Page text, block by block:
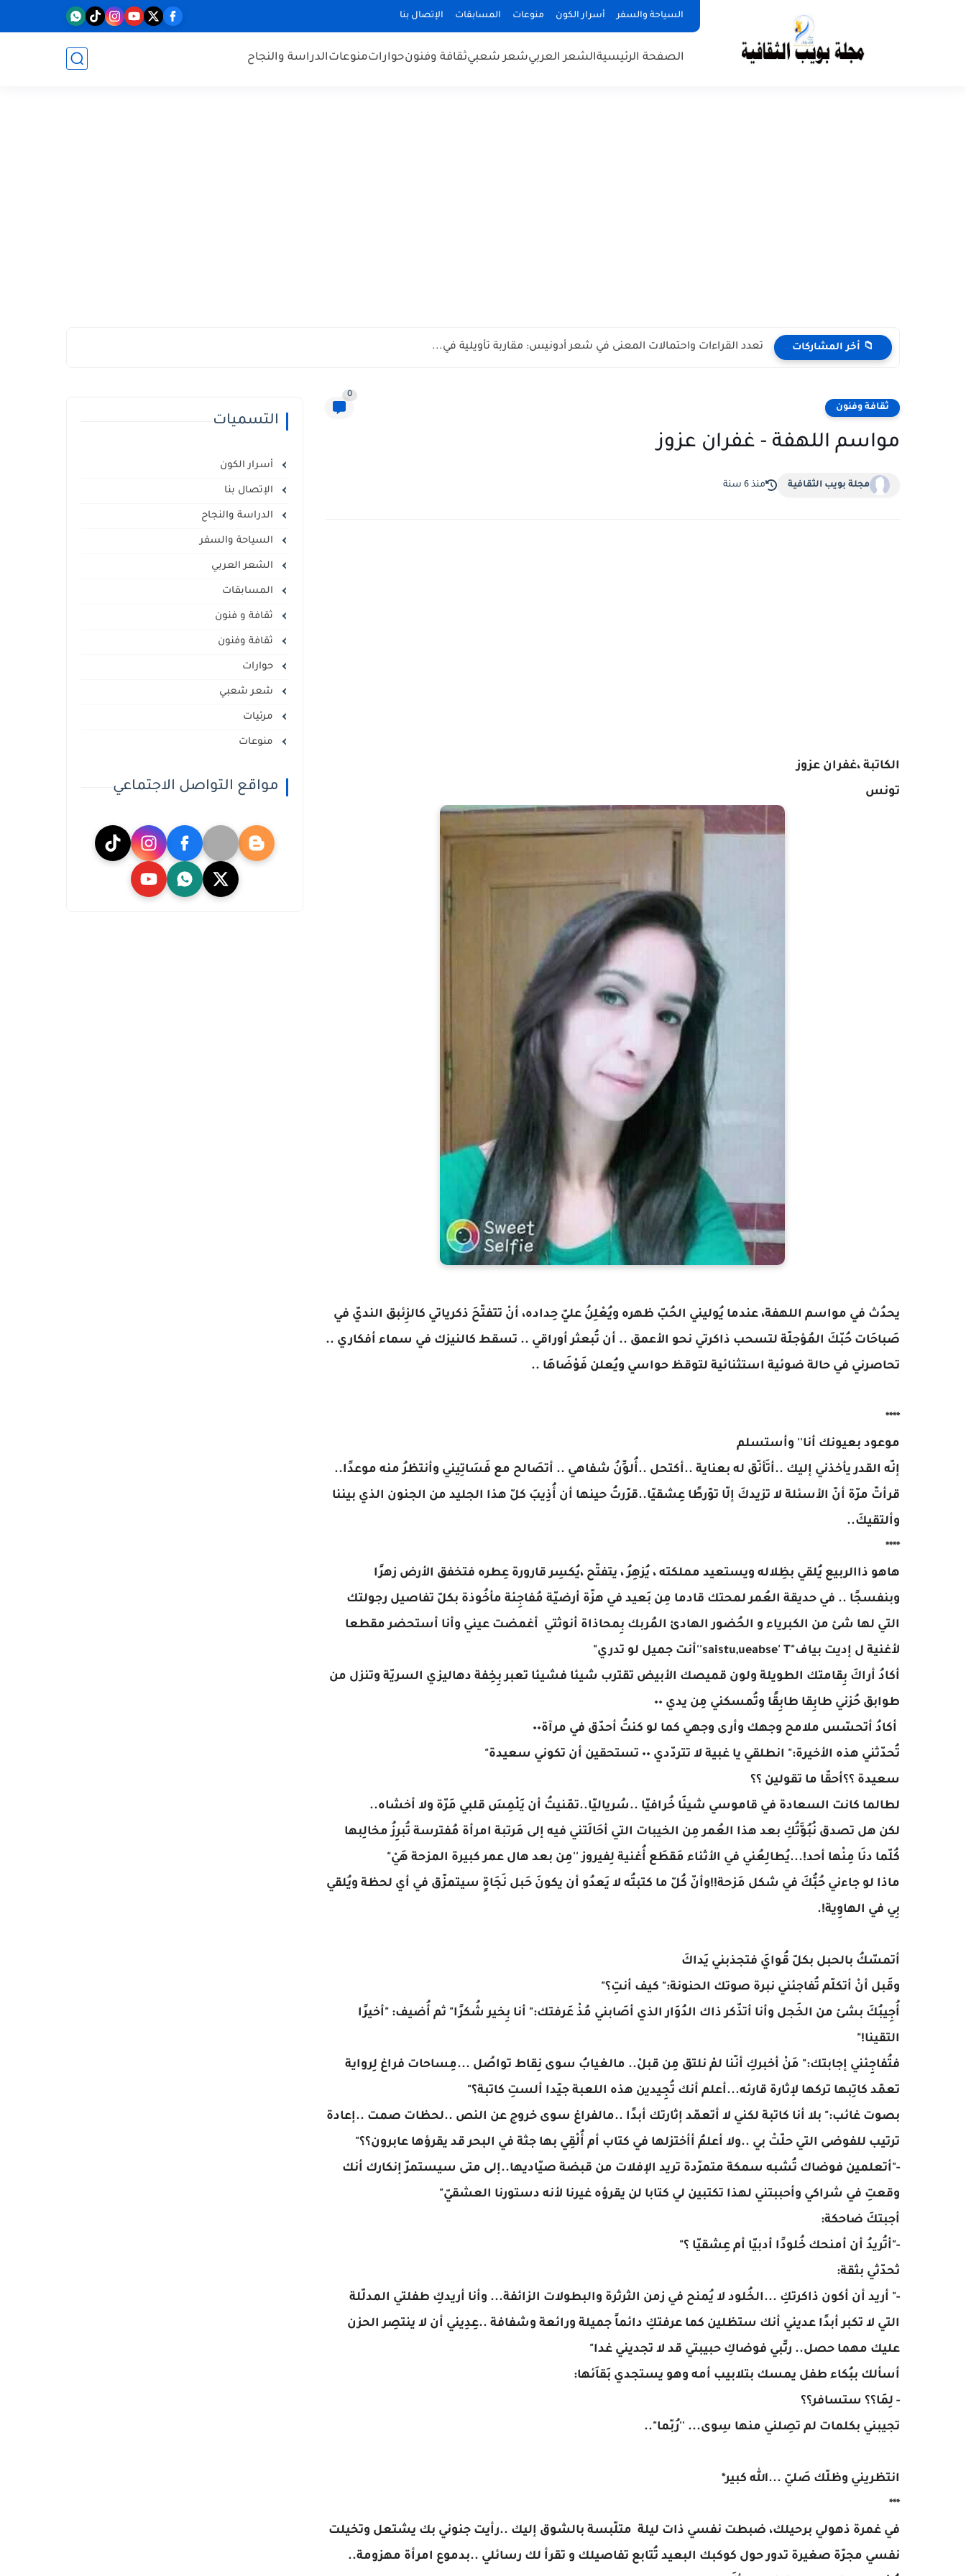
السياحة والسفر أسرار الكون منوعات المسابقات الإتصال بنا
الصفحة الرئيسيةالشعر العربيشعر شعبيثقافة وفنونحواراتمنوعاتالدراسة والنجاح
📁 أخر المشاركات تعدد القراءات واحتمالات المعنى في شعر أدونيس: مقاربة تأويلية في...
ثقافة وفنون
0
مواسم اللهفة - غفران عزوز
مجلة بويب الثقافية منذ 6 سنة
الكاتبة ،غفران عزوز
تونس
يحدُث في مواسم اللهفة، عندما يُوليني الحُبّ ظهره ويُعْلِنُ عليّ حِداده، أنْ تتفتّحَ ذكرياتي كالزِئبق النديّ في
صَباحَات حُبّكَ المُؤجلّة لتسحب ذاكرتي نحو الأعمق .. أن تُبعثر أوراقي .. تسقط كالنيزك في سماء أفكاري ..
تحاصرني في حالة ضوئية استثنائية لتوقظ حواسي ويُعلن فَوْضَاهَا ..
****
موعود بعيونك أنا'' وأستسلم
إنّه القدر يأخذني إليك ..أتَأنّق له بعناية ..أكتحل ..أُلوِّنُ شفاهي .. أتصَالح مع فَسَاتِيني وأنتظرُ منه موعدًا..
قرأتّ مرّة أنّ الأسئلة لا تزيدكَ إلّا توّرطًا عِشقيّا..قرّرتُ حينها أن أُذِيبَ كلّ هذا الجليد من الجنون الذي بيننا
وألتقيكَ..
****
هاهو ذاالربيع يُلقي بظِلاله ويستعيد مملكته ، يُزهِرُ ، يتفتّح ،يُكسِر قارورة عِطره فتخفق الأرض زهرًا
وبنفسجًا .. في حديقة العُمر لمحتك قادما مِن بَعيد في هزّة أرضيّة مُفاجِئة مأخُوذة بكلّ تفاصيل رجولتك
التي لها شئ من الكبرياء و الحُضور الهادئ المُربك بِمحاذاة أنوثتي أغمضت عيني وأنا أستحضر مقطعا
لأغنية ل إديت بياف"saistu,ueabse' T''أنت جميل لو تدري"
أكادُ أراكَ بِقامتك الطويلة ولون قميصك الأبيض تقترب شيئا فشيئا تعبر بِخِفة دهاليزي السريّة وتنزل من
طوابق حُزني طابِقا طابِقًا وتُمسكني مِن يدي ٠٠
أكادُ أتحسّس ملامح وجهك وأرى وجهي كما لو كنتُ أحدّق في مرآة٠٠
تُحدّثني هذه الأخيرة:" انطلقي يا غبية لا تتردّدي ٠٠ تستحقين أن تكوني سعيدة"
سعيدة ؟؟أحقّا ما تقولين ؟؟
لطالما كانت السعادة في قاموسي شيئَا خُرافيّا ..سُرياليّا..تمّنيتُ أن يَلْمِسَ قلبي مَرّة ولا أخشاه..
لكن هل تصدق نُبُوَّتُكِ بعد هذا العُمر مِن الخيبات التي أحَالَتني فيه إلى مَرتبة امرأة مُفترسة تُبرِزُ مخالِبها
كُلّما دنَا مِنْها أحد!...يُطالِعُني في الأثناء مَقطَع أُغنية لِفيروز ''مِن بعد هال عمر كبيرة المزحة هَيْ"
ماذا لو جاءني حُبُّكَ في شكل مَزحة!!وأنّ كُلّ ما كتبتُه لا يَعدُو أن يكونَ حَبل نَجَاةٍ سيتمزّق في أي لحظة ويُلقي
بِي في الهاوِية!.
أتمسّكُ بالحبل بكلّ قُوايَ فتجذبني يَداكَ
وقَبل أنْ أتكلّم تُفاجئني نبرة صوتك الحنونة:" كيف أنتِ؟"
أُجِيبُكَ بشئ من الخَجل وأنا أتذّكر ذاك الدُوَار الذي أصَابني مُذْ عَرفتك:" أنا بِخير شُكرًا" ثم أُضيف: "أخيرًا
التقينا!"
فتُفاجِئني إجابتك:" مَنْ أخبركِ أنّنا لمْ نلتق مِن قبلْ.. مالغيابُ سوى نِقاط تواصُل ...مِساحات فراغ لِرواية
تعمّد كاتِبها تركها لإثارة قارئه...أعلم أنك تُجِيدين هذه اللعبة جيّدا ألستِ كاتبة؟"
بصوت غائب:" بلا أنا كاتبة لكني لا أتعمّد إثارتك أبدًا ..مالفراغ سوى خروج عن النص ..لحظات صمت ..إعادة
ترتيب للفوضى التي حلّتْ بي ..ولا أعلمُ أأختزلها في كتاب أم أُلْقِي بها جثة في البحر قد يقرؤها عابرون؟؟"
-"أتعلمين فوضاك تُشبه سمكة متمرّدة تريد الإفلات من قبضة صيّاديها..إلى متى سيستمرّ إنكارك أنك
وقعتِ في شراكي وأحببتني لهذا تكتبين لي كتابا لن يقرؤه غيرنا لأنه دستورنا العشقيّ"
أجبتكَ ضاحكة:
-"أتُريدُ أن أمنحك خُلودًا أدبيّا أم عِشقيّا ؟"
ثحدّثي بثقة:
-" أريد أن أكون ذاكرتكِ ...الخُلود لا يُمنح في زمن الثرثرة والبطولات الزائفة... وأنا أريدكِ طفلتي المدلّلة
التي لا تكبر أبدًا عديني أنك ستظلين كما عرفتكِ دائماً جميلة ورائعة وشفافة ..عِدِيني أن لا ينتصِر الحزن
عليك مهما حصل.. رتِّبي فوضاكِ حبيبتي قد لا تجديني غدا"
أسألك ببُكاء طفل يمسك بتلابيب أمه وهو يستجدي بَقاَئها:
- لِمَا؟؟ ستسافر؟؟
تجيبني بكلمات لم تصِلني منها سِوى... ''رُبّما"..
انتظريني وظلّك صَليّ ...الله كبير*
***
في غمرة ذهولي برحيلك، ضبطت نفسي ذات ليلة متلّبسة بالشوق إليك ..رأيت جنوني بك يشتعل وتخيلت
نفسي مجرّة صغيرة تدور حول كوكبك البعيد تُتابع تفاصيلك و تقرأ لك رسائلي ..بدموع امرأة مهزومة..
التسميات
أسرار الكون
الإتصال بنا
الدراسة والنجاح
السياحة والسفر
الشعر العربي
المسابقات
ثقافة و فنون
ثقافة وفنون
حوارات
شعر شعبي
مرئيات
منوعات
مواقع التواصل الاجتماعي